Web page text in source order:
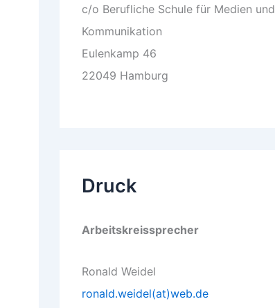
c/o Berufliche Schule für Medien und
Kommunikation
Eulenkamp 46
22049 Hamburg
Druck
Arbeitskreissprecher
Ronald Weidel
ronald.weidel(at)web.de